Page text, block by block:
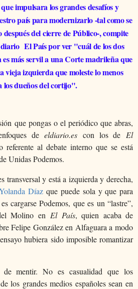
impulsara los grandes desafíos y
país para modernizarlo -tal como se
después del cierre de Público-, compite
El País por ver "cuál de los dos
más servil a una Corte madrileña que
vieja izquierda que moleste lo menos
los dueños del cortijo".
que pongas o el periódico que abras,
deeldiario.es con los deEl
referente al debate interno que se está
Unidas Podemos.
transversal y está a izquierda y derecha,
Díazque puede sola y que para
cargarse Podemos, que es un “lastre”,
Molino en El País, quien acaba de
Felipe González en Alfaguara a modo
hubiera sido imposible romantizar
mentir. No es casualidad que los
los grandes medios españoles sean en